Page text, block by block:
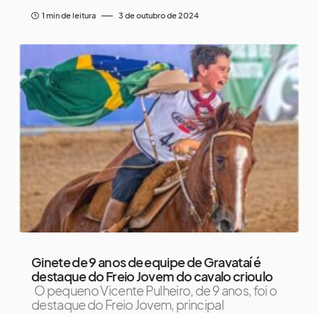
1 min de leitura 3 de outubro de 2024
Ginete de 9 anos de equipe de Gravataí é
destaque do Freio Jovem do cavalo crioulo
O pequeno Vicente Pulheiro, de 9 anos, foi o
destaque do Freio Jovem, principal